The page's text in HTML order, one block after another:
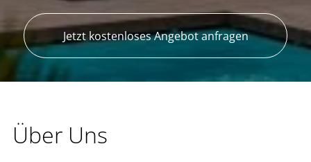
Jetzt kostenloses Angebot anfragen
Über Uns